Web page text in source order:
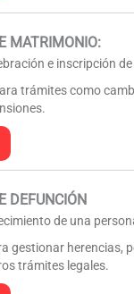
MATRIMONIO:
e inscripción
trámites como
DEFUNCIÓN
de una
gestionar herencias,
trámites legales.